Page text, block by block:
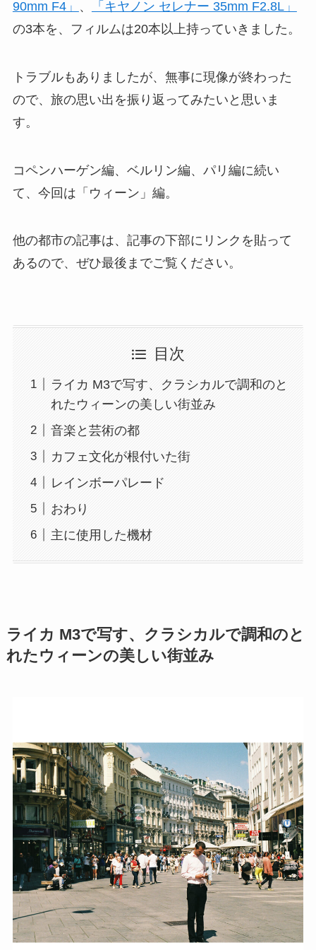
90mm F4」 、
「キヤノン セレナー 35mm F2.8L」
の3本を、フィルムは20本以上持っていきました。
トラブルもありましたが、無事に現像が終わった
ので、旅の思い出を振り返ってみたいと思いま
す。
コペンハーゲン編、ベルリン編、パリ編に続い
て、今回は「ウィーン」編。
他の都市の記事は、記事の下部にリンクを貼って
あるので、ぜひ最後までご覧ください。
目次
ライカ M3で写す、クラシカルで調和のと
れたウィーンの美しい街並み
音楽と芸術の都
カフェ文化が根付いた街
レインボーパレード
おわり
主に使用した機材
ライカ M3で写す、クラシカルで調和のと
れたウィーンの美しい街並み